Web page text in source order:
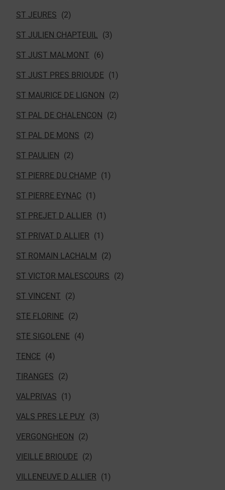
ST JEURES
ST JULIEN CHAPTEUIL
ST JUST MALMONT
ST JUST PRES BRIOUDE
ST MAURICE DE LIGNON
ST PAL DE CHALENCON
ST PAL DE MONS
ST PAULIEN
ST PIERRE DU CHAMP
ST PIERRE EYNAC
ST PREJET D ALLIER
ST PRIVAT D ALLIER
ST ROMAIN LACHALM
ST VICTOR MALESCOURS
ST VINCENT
STE FLORINE
STE SIGOLENE
TENCE
TIRANGES
VALPRIVAS
VALS PRES LE PUY
VERGONGHEON
VIEILLE BRIOUDE
VILLENEUVE D ALLIER